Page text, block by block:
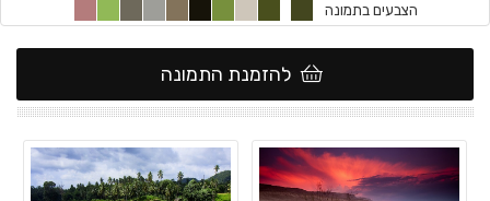
הצבעים בתמונה
להזמנת התמונה